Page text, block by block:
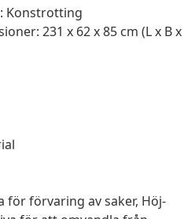
Konstrotting
231 x 62 x 85 cm (L x B x
för förvaring av saker, Höj-